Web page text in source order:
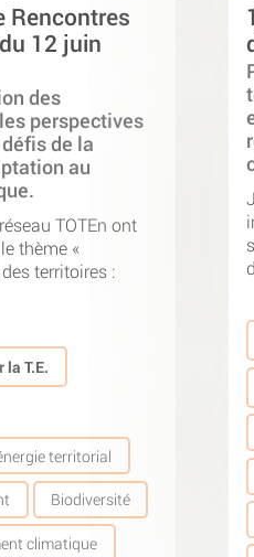
Rencontres
12 juin
des
perspectives
de la
au
TOTEn ont
thème «
territoires :
T.E.
territorial
Biodiversité
climatique